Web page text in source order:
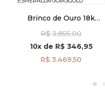
Brinco de Ouro 18k
Esmeralda br29488
R$ 3.855,00
10xde R$ 346,95
R$ 3.469,50